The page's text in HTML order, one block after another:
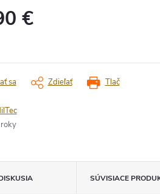
€
Tlač
sa Zdieľať
SÚVISIACE